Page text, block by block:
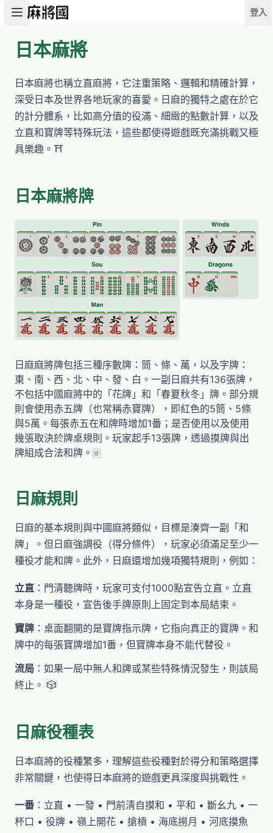
登入
開始遊戲
日本麻將
日本麻將也稱立直麻將，它注重策略、邏輯和精確計算，
深受日本及世界各地玩家的喜愛。日麻的獨特之處在於它
的計分體系，比如高分值的役滿、細緻的點數計算，以及
立直和寶牌等特殊玩法，這些都使得遊戲既充滿挑戰又極
具樂趣。⛩️
日本麻將牌
日麻麻將牌包括三種序數牌：筒、條、萬，以及字牌：
東、南、西、北、中、發、白。一副日麻共有136張牌，
不包括中國麻將中的「花牌」和「春夏秋冬」牌。部分規
則會使用赤五牌（也常稱赤寶牌），即紅色的5筒、5條
與5萬。每張赤五在和牌時增加1番；是否使用以及使用
幾張取決於牌桌規則。玩家起手13張牌，透過摸牌與出
牌組成合法和牌。🀅
日麻規則
日麻的基本規則與中國麻將類似，目標是湊齊一副「和
牌」。但日麻強調役（得分條件），玩家必須滿足至少一
種役才能和牌。此外，日麻還增加幾項獨特規則，例如：
立直 ：門清聽牌時，玩家可支付1000點宣告立直。立直
本身是一種役，宣告後手牌原則上固定到本局結束。
寶牌 ：桌面翻開的是寶牌指示牌，它指向真正的寶牌。和
牌中的每張寶牌增加1番，但寶牌本身不能代替役。
流局 ：如果一局中無人和牌或某些特殊情況發生，則該局
終止。 🎲
日麻役種表
日本麻將的役種繁多，理解這些役種對於得分和策略選擇
非常關鍵，也使得日本麻將的遊戲更具深度與挑戰性。
一番 ：立直 • 一發 • 門前淸自摸和 • 平和 • 斷幺九 • 一
杯口 • 役牌 • 嶺上開花 • 搶槓 • 海底撈月 • 河底摸魚